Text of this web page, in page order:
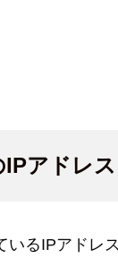
アドレ
いるIPアドレ